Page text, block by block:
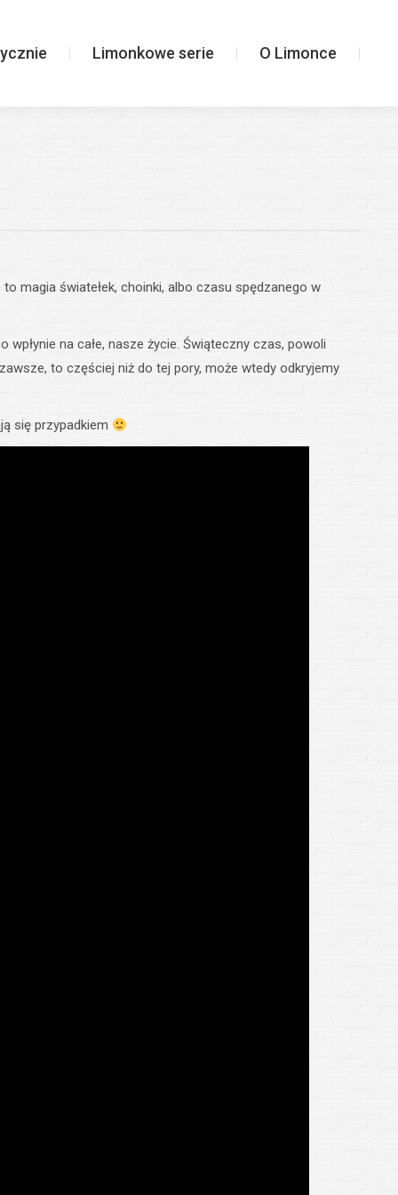
Limonkowe serie O Limonce
magia światełek, choinki, albo czasu spędzanego w
na całe, nasze życie. Świąteczny czas, powoli
to częściej niż do tej pory, może wtedy odkryjemy
się przypadkiem